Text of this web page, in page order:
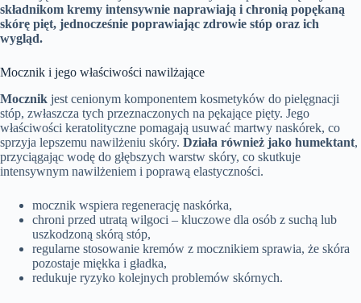
składnikom kremy intensywnie naprawiają i chronią popękaną
skórę pięt, jednocześnie poprawiając zdrowie stóp oraz ich
wygląd.
Mocznik i jego właściwości nawilżające
Mocznik jest cenionym komponentem kosmetyków do pielęgnacji
stóp, zwłaszcza tych przeznaczonych na pękające pięty. Jego
właściwości keratolityczne pomagają usuwać martwy naskórek, co
sprzyja lepszemu nawilżeniu skóry. Działa również jako humektant,
przyciągając wodę do głębszych warstw skóry, co skutkuje
intensywnym nawilżeniem i poprawą elastyczności.
mocznik wspiera regenerację naskórka,
chroni przed utratą wilgoci – kluczowe dla osób z suchą lub
uszkodzoną skórą stóp,
regularne stosowanie kremów z mocznikiem sprawia, że skóra
pozostaje miękka i gładka,
redukuje ryzyko kolejnych problemów skórnych.